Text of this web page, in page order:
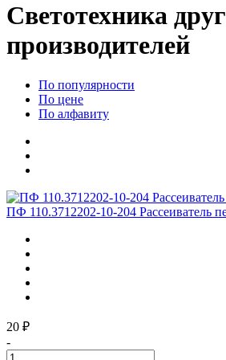
Светотехника
производителей
По популярности
По цене
По алфавиту
ПФ 110.3712202-10-204 Рассеиватель
20 ₽
-